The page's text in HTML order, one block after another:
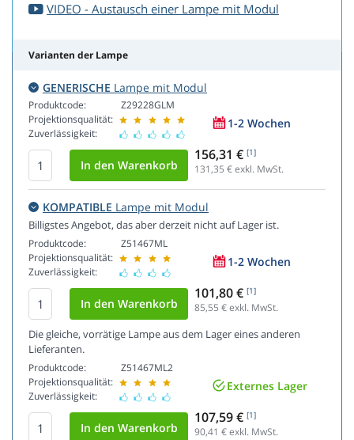
VIDEO - Austausch einer Lampe mit Modul
Varianten der Lampe
GENERISCHE Lampe mit Modul
Produktcode:
Projektionsqualität:
Zuverlässigkeit:
Z29228GLM
1-2 Wochen
156,31 € [1]
131,35 € exkl. MwSt.
KOMPATIBLE Lampe mit Modul
Billigstes Angebot, das aber derzeit nicht auf Lager ist.
Produktcode:
Projektionsqualität:
Zuverlässigkeit:
Z51467ML
1-2 Wochen
101,80 € [1]
85,55 € exkl. MwSt.
Die gleiche, vorrätige Lampe aus dem Lager eines anderen
Lieferanten.
Produktcode:
Projektionsqualität:
Zuverlässigkeit:
Z51467ML2
Externes Lager
107,59 € [1]
90,41 € exkl. MwSt.